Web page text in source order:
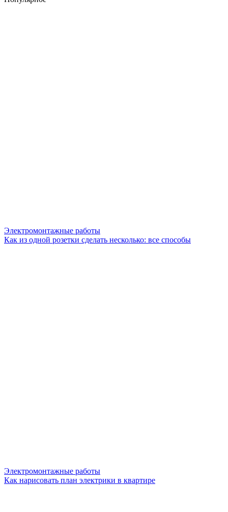
Электромонтажные работы
Как из одной розетки сделать несколько: все способы
Электромонтажные работы
Как нарисовать план электрики в квартире